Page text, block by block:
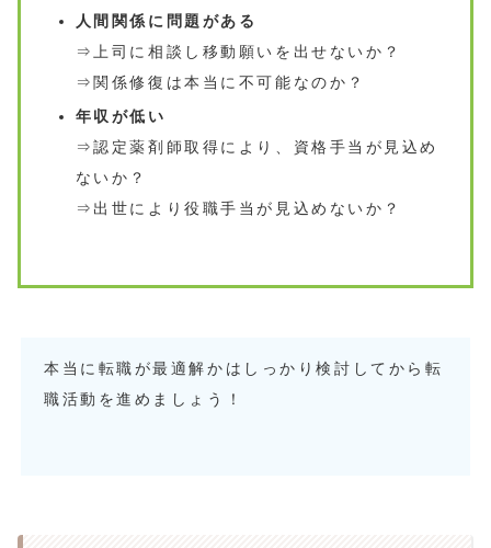
人間関係に問題がある
⇒上司に相談し移動願いを出せないか？
⇒関係修復は本当に不可能なのか？
年収が低い
⇒認定薬剤師取得により、資格手当が見込め
ないか？
⇒出世により役職手当が見込めないか？
本当に転職が最適解かはしっかり検討してから転
職活動を進めましょう！